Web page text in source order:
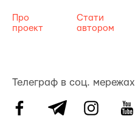
Про
проект
Стати
автором
Телеграф в соц. мережах